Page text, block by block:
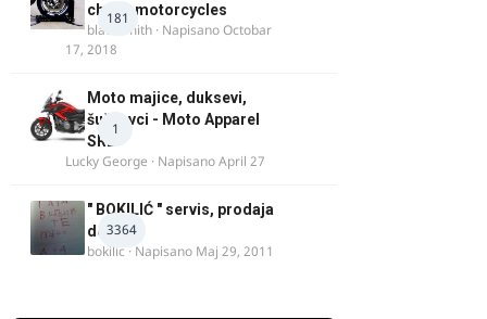
181
chock motorcycles
blacksmith · NapisanoOctobar
17, 2018
1
Moto majice, duksevi,
šuškavci - Moto Apparel
SRB
Lucky George · NapisanoApril 27
3364
" BOKILIĆ " servis, prodaja
delova
bokilic · Napisano Maj 29, 2011